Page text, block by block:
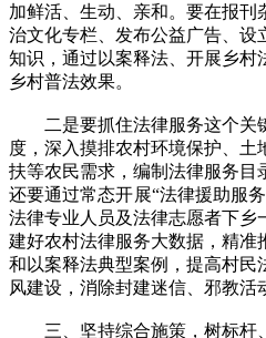
加鲜活、生动、亲和。要在报
治文化专栏、发布公益广告、设
知识，通过以案释法、开展乡村
乡村普法效果。
二是要抓住法律服务这个关
度，深入摸排农村环境保护、
扶等农民需求，编制法律服务目
还要通过常态开展“法律援助服
法律专业人员及法律志愿者下乡
建好农村法律服务大数据，精准
和以案释法典型案例，提高村民
风建设，消除封建迷信、邪教活
三、坚持综合施策，树标杆